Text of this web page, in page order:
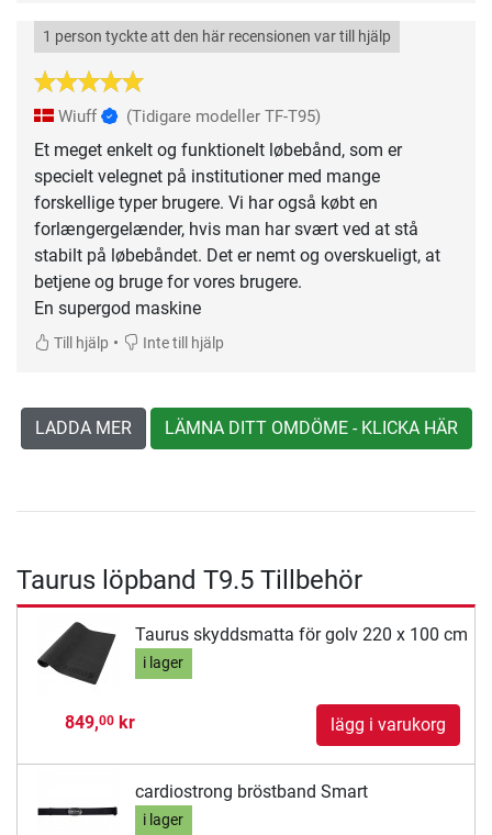
1 person tyckte att den här recensionen var till hjälp
Wiuff (Tidigare modeller TF-T95)
Et meget enkelt og funktionelt løbebånd, som er
specielt velegnet på institutioner med mange
forskellige typer brugere. Vi har også købt en
forlængergelænder, hvis man har svært ved at stå
stabilt på løbebåndet. Det er nemt og overskueligt, at
betjene og bruge for vores brugere.
En supergod maskine
Till hjälp • Inte till hjälp
LADDA MER LÄMNA DITT OMDÖME - KLICKA HÄR
Taurus löpband T9.5 Tillbehör
Taurus skyddsmatta för golv 220 x 100 cm
i lager
849,00kr lägg i varukorg
cardiostrong bröstband Smart
i lager